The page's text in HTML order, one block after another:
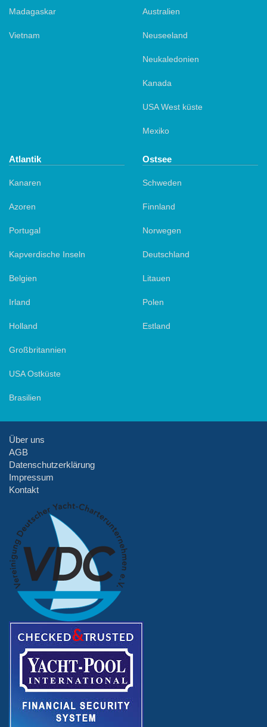
Madagaskar
Vietnam
Australien
Neuseeland
Neukaledonien
Kanada
USA West küste
Mexiko
Atlantik
Kanaren
Azoren
Portugal
Kapverdische Inseln
Belgien
Irland
Holland
Großbritannien
USA Ostküste
Brasilien
Ostsee
Schweden
Finnland
Norwegen
Deutschland
Litauen
Polen
Estland
Über uns
AGB
Datenschutzerklärung
Impressum
Kontakt